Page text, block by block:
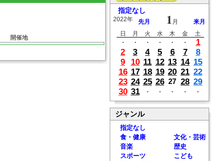
開催地
指定なし
2022年 先月 1 月
来月
日
月 火 水 木 金
土
・
・ ・ ・ ・ ・
1
2
3 4 5 6 7
8
9
10 11 12 13 14 15
16 17 18 19 20 21 22
23 24 25 26 27 28 29
30 31 ・ ・ ・ ・ ・
ジャンル
指定なし
食・健康
文化・芸術
音楽
歴史
スポーツ
こども